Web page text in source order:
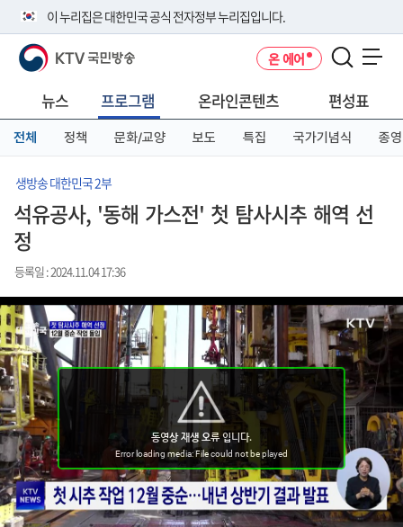
이 누리집은 대한민국 공식 전자정부 누리집입니다.
공식 누리집 주소 확인하기
니다.
이밖에 or.kr 또는 .kr등 다른 도메인 주소를 사용하고 있다면 아래 URL에
서 도메인 주소를 확인해 보세요
KTV 국민방송 온 에어
뉴스 프로그램 온라인콘텐츠 편성표
전체 정책 문화/교양 보도 특집 국가기념식 종영
생방송 대한민국 2부
석유공사, '동해 가스전' 첫 탐사시추 해역 선
정
등록일 : 2024.11.04 17:36